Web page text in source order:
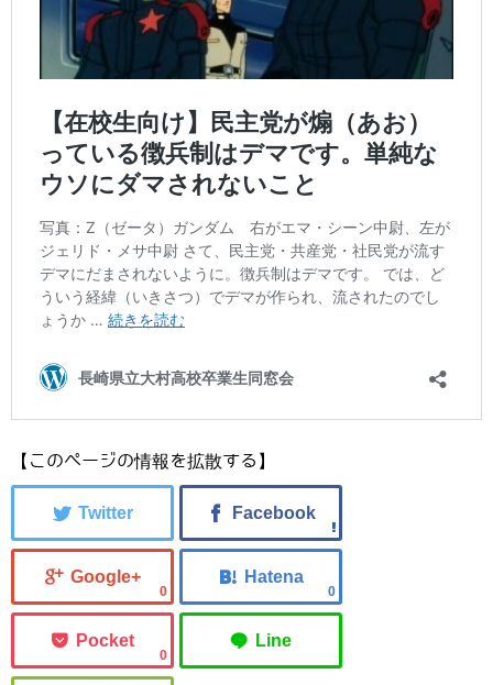
【このページの情報を拡散する】
0 0
0